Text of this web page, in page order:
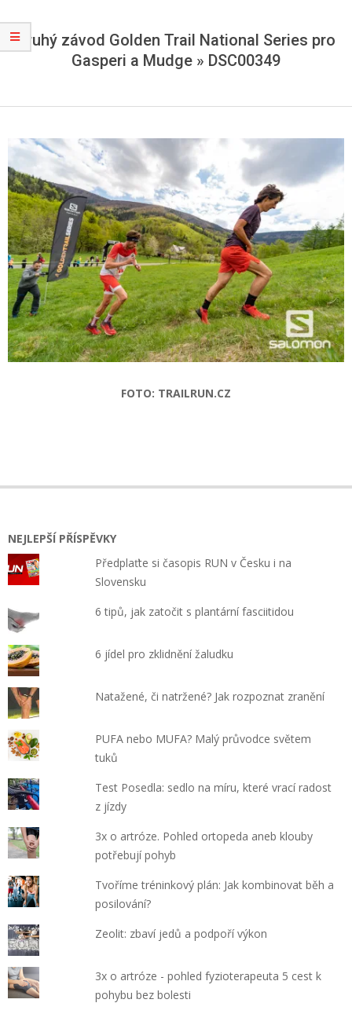
Druhý závod Golden Trail National Series pro
Gasperi a Mudge » DSC00349
FOTO: TRAILRUN.CZ
NEJLEPŠÍ PŘÍSPĚVKY
Předplaťte si časopis RUN v Česku i na
Slovensku
6 tipů, jak zatočit s plantární fasciitidou
6 jídel pro zklidnění žaludku
Natažené, či natržené? Jak rozpoznat zranění
PUFA nebo MUFA? Malý průvodce světem
tuků
Test Posedla: sedlo na míru, které vrací radost
z jízdy
3x o artróze. Pohled ortopeda aneb klouby
potřebují pohyb
Tvoříme tréninkový plán: Jak kombinovat běh a
posilování?
Zeolit: zbaví jedů a podpoří výkon
3x o artróze - pohled fyzioterapeuta 5 cest k
pohybu bez bolesti